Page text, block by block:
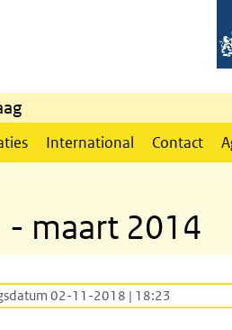
International Contact
- maart 2014
02-11-2018 | 18:23